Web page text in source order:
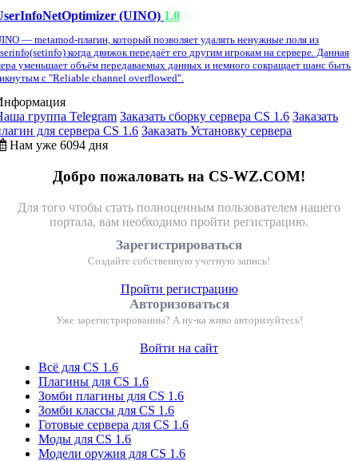
(UINO) 1.0
— metamod-плагин, который позволяет удалять ненужные поля из
когда движок передаёт его другим игрокам на сервере. Данная
уменьшает объём передаваемых данных и немного сокращает шанс быть
с "Reliable channel overflowed".
группа Telegram Заказать сборку сервера CS 1.6 Заказать
для сервера CS 1.6 Заказать Установку сервера
Нам уже 6094 дня
Добро пожаловать на CS-WZ.COM!
Для того чтобы стать полноценным пользователем нашего
портала, вам необходимо пройти регистрацию.
Зарегистрироваться
Создайте собственную учетную запись!
Пройти регистрацию
Авторизоваться
Уже зарегистрированны? А ну-ка живо авторизуйтесь!
Войти на сайт
Всё для CS 1.6
Плагины для CS 1.6
Зомби плагины для CS 1.6
Зомби классы для CS 1.6
Готовые сервера для CS 1.6
Моды для CS 1.6
Модели оружия для CS 1.6